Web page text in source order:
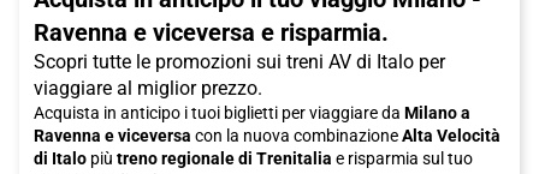
Ravenna e viceversa e risparmia.
Scopri tutte le promozioni sui treni AV di Italo per
viaggiare al miglior prezzo.
Acquista in anticipo i tuoi biglietti per viaggiare da Milano a
Ravenna e viceversa con la nuova combinazioneAlta Velocità
di Italo più treno regionale di Trenitalia e risparmia sul tuo